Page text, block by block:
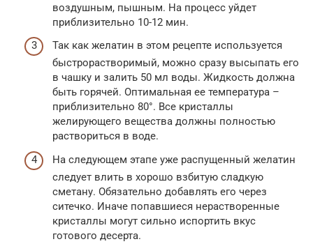
воздушным, пышным. На процесс уйдет
приблизительно 10-12 мин.
Так как желатин в этом рецепте используется
быстрорастворимый, можно сразу высыпать его
в чашку и залить 50 мл воды. Жидкость должна
быть горячей. Оптимальная ее температура –
приблизительно 80°. Все кристаллы
желирующего вещества должны полностью
раствориться в воде.
На следующем этапе уже распущенный желатин
следует влить в хорошо взбитую сладкую
сметану. Обязательно добавлять его через
ситечко. Иначе попавшиеся нерастворенные
кристаллы могут сильно испортить вкус
готового десерта.